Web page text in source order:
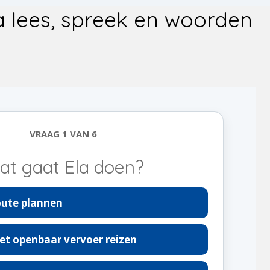
lees, spreek en woorden
VRAAG 1 VAN 6
gaat Ela doen?
plannen
openbaar vervoer reizen